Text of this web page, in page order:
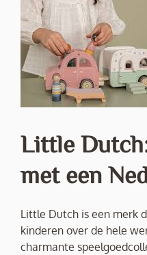
Little
met een
Little Dutch is een merk
kinderen over de hele
charmante